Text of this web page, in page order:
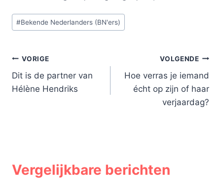
Bericht
tags:
#Bekende Nederlanders (BN'ers)
Bericht
navigatie
VORIGE
Dit is de partner van
Hélène Hendriks
VOLGENDE
Hoe verras je iemand
écht op zijn of haar
verjaardag?
Vergelijkbare berichten